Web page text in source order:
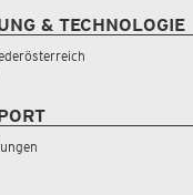
& TECHNOLOGIE